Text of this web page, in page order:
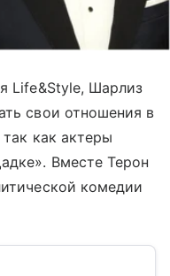
Life&Style, Шарлиз
свои отношения в
как актеры
Вместе Терон
комедии